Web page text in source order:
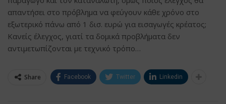
απαντήσει στο πρόβλημα να φεύγουν κάθε χρόνο στο
εξωτερικό πάνω από 1 δισ. ευρώ για εισαγωγές κρέατος;
Κανείς έλεγχος, γιατί τα δομικά προβλήματα δεν
αντιμετωπίζονται με τεχνικό τρόπο…
Share Facebook Twitter Linkedin